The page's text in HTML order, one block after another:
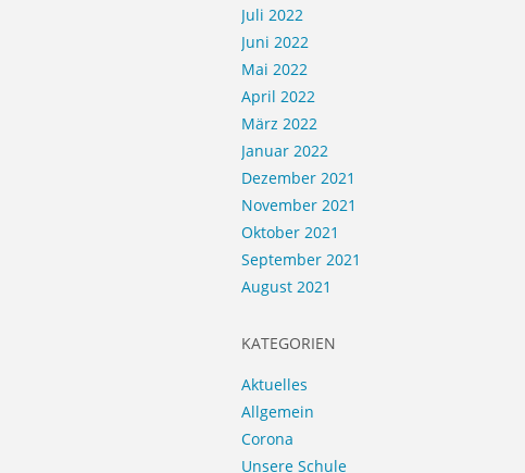
Juli 2022
Juni 2022
Mai 2022
April 2022
März 2022
Januar 2022
Dezember 2021
November 2021
Oktober 2021
September 2021
August 2021
KATEGORIEN
Aktuelles
Allgemein
Corona
Unsere Schule